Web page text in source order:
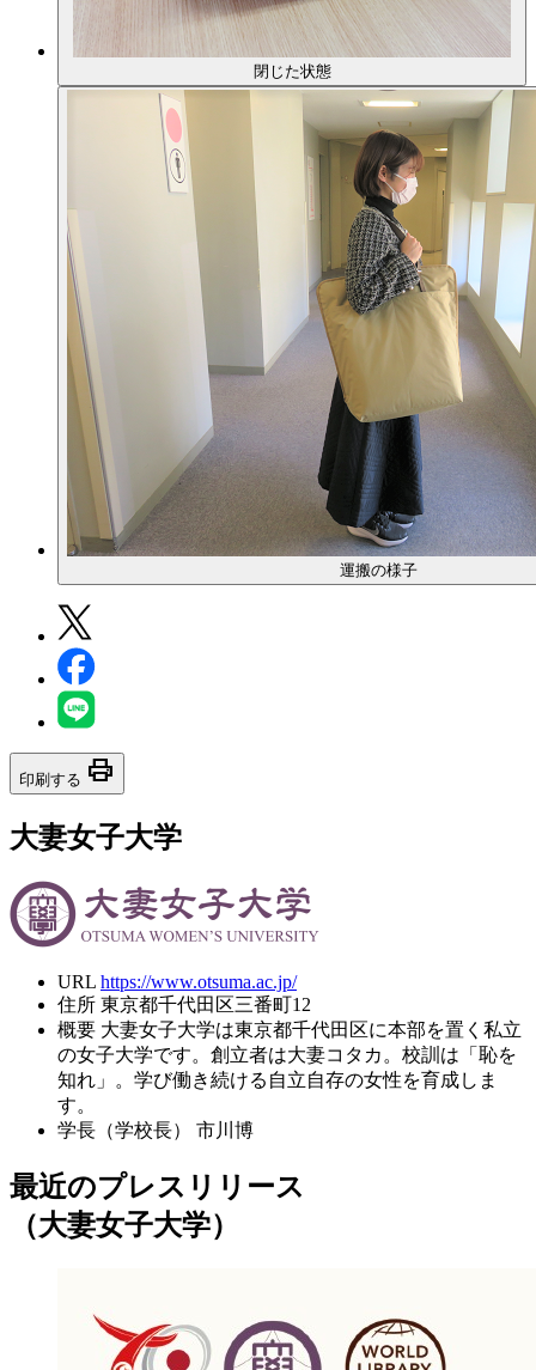
閉じた状態
運搬の様子
印刷する print
大妻女子大学
URL https://www.otsuma.ac.jp/
住所 東京都千代田区三番町12
概要 大妻女子大学は東京都千代田区に本部を置く私立
の女子大学です。創立者は大妻コタカ。校訓は「恥を
知れ」。学び働き続ける自立自存の女性を育成しま
す。
学長（学校長）
市川博
最近のプレスリリース
（大妻女子大学）